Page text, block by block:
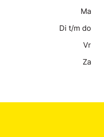
Ma
Di t/m do
Vr
Za